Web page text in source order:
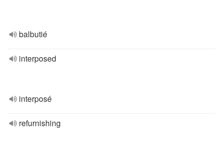
balbutié
interposed
interposé
refurnishing